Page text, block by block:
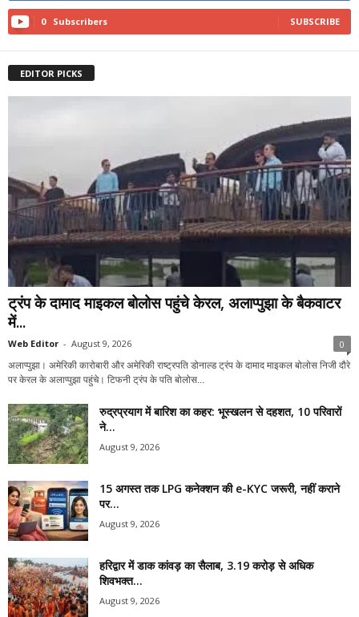
0 Subscribers SUBSCRIBE
EDITOR PICKS
ट्रंप के दामाद माइकल बोलोस पहुंचे केरल, अलाप्पुझा के बैकवाटर
में...
Web Editor - August 9, 2026 0
अलाप्पुझा। अमेरिकी कारोबारी और अमेरिकी राष्ट्रपति डोनाल्ड ट्रंप के दामाद माइकल बोलोस निजी दौरे
पर केरल के अलाप्पुझा पहुंचे। टिफनी ट्रंप के पति बोलोस...
रुद्रप्रयाग में बारिश का कहर: भूस्खलन से दहशत, 10 परिवारों
ने...
August 9, 2026
15 अगस्त तक LPG कनेक्शन की e-KYC जरूरी, नहीं कराने
पर...
August 9, 2026
हरिद्वार में डाक कांवड़ का सैलाब, 3.19 करोड़ से अधिक
शिवभक्त...
August 9, 2026